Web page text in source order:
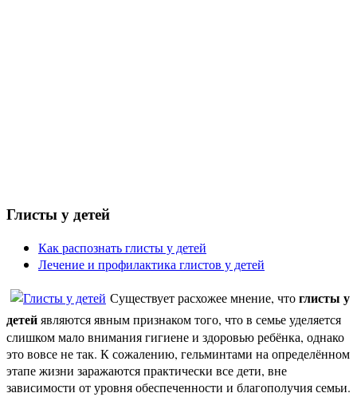
Глисты у детей
Как распознать глисты у детей
Лечение и профилактика глистов у детей
Существует расхожее мнение, чтоглисты у
детейявляются явным признаком того, что в семье уделяется
слишком мало внимания гигиене и здоровью ребёнка, однако
это вовсе не так. К сожалению, гельминтами на определённом
этапе жизни заражаются практически все дети, вне
зависимости от уровня обеспеченности и благополучия семьи.